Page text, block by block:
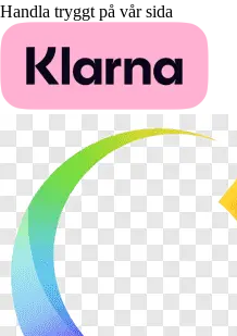
Handla tryggt på vår sida